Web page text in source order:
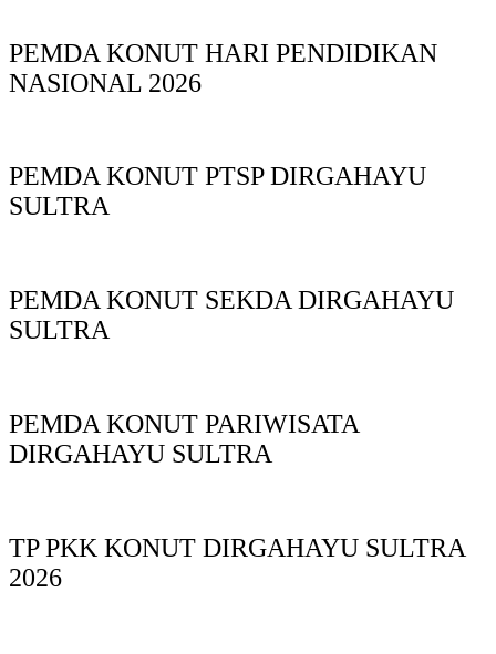
PEMDA KONUT HARI PENDIDIKAN
NASIONAL 2026
PEMDA KONUT PTSP DIRGAHAYU
SULTRA
PEMDA KONUT SEKDA DIRGAHAYU
SULTRA
PEMDA KONUT PARIWISATA
DIRGAHAYU SULTRA
TP PKK KONUT DIRGAHAYU SULTRA
2026